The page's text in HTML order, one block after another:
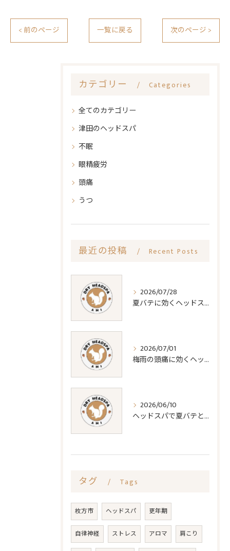
< 前のページ 一覧に戻る 次のページ >
カテゴリー Categories
全てのカテゴリー
津田のヘッドスパ
不眠
眼精疲労
頭痛
うつ
最近の投稿 Recent Posts
2026/07/28
夏バテに効くヘッドスパの疲労回復効果
2026/07/01
梅雨の頭痛に効くヘッドスパ対策法
2026/06/10
ヘッドスパで夏バテと睡眠質改善法
タグ Tags
枚方市 ヘッドスパ 更年期
自律神経 ストレス アロマ 肩こり